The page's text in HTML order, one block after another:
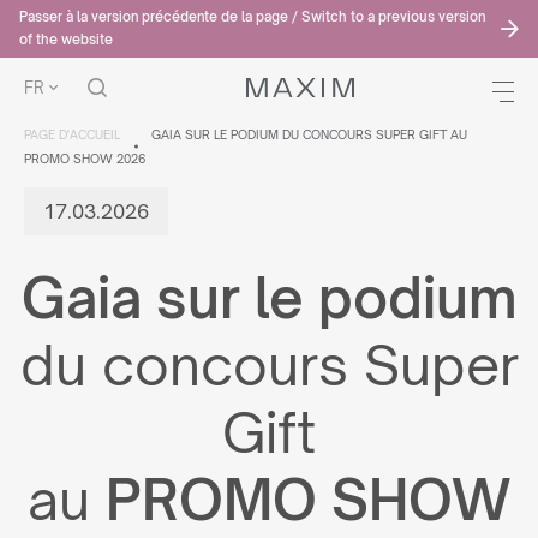
Passer à la version précédente de la page / Switch to a previous version
of the website
FR
PAGE D'ACCUEIL
GAIA SUR LE PODIUM DU CONCOURS SUPER GIFT AU
PROMO SHOW 2026
17.03.2026
Gaia sur le podium
du concours Super
Gift
au PROMO SHOW